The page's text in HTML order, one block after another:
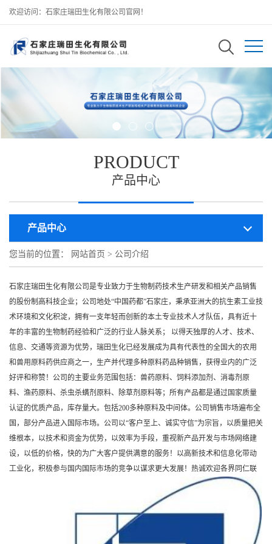
欢迎访问：石家庄瑞田生化有限公司官网！
PRODUCT
产品中心
产品中心
您当前的位置： 网站首页 > 公司介绍
石家庄瑞田生化有限公司是专业致力于生物制药技术生产研发和相关产品销售
的股份制高科技企业；公司地处“中国药都”石家庄，秉承亚洲大的抗生素工业技
术环境和文化积淀，拥有一支年轻而创新的本土专业技术人才队伍，具有近十
年的丰富的生物制药经验和广泛的行业人脉关系； 以得天独厚的人才、技术、
信息、交通等资源为优势，瑞田生化已经发展成为具有代表性的全国大的农用
和兽用原料药供应商之一，生产并代理多种原料药品种销售，获得业内的广泛
好评和称赞！公司的主要业务范围包括：兽药原料、饲料添加剂、消毒剂原
料、渔药原料、杀虫杀螨剂原料、除草剂原料等；所有产品都是通过国家质量
认证的优质产品，库存量大。包括200多种原料及中间体。公司销售市场遍布全
国，部分产品进入国际市场。公司以“客户至上、诚实守信”为宗旨，以质量把关
维根本，以技术和资金为优势，以效率为手段，重视新产品开发与市场网络建
设，以低的价格，快的为广大客户提供满意的服务！以高新技术和信息化带动
工业化，积极参与国内国际市场的竞争以谋求更大发展！热诚欢迎各界同仁联